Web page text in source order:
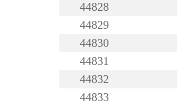
44828
44829
44830
44831
44832
44833